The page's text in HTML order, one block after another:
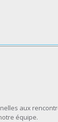
aux
équipe.